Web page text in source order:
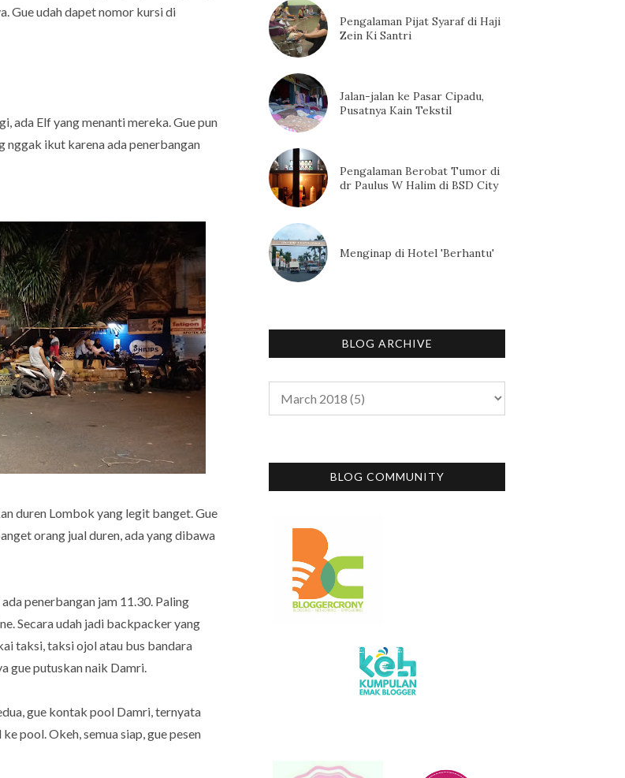
Gue udah dapet nomor kursi di
ada Elf yang menanti mereka. Gue pun
nggak ikut karena ada penerbangan
duren Lombok yang legit banget. Gue
orang jual duren, ada yang dibawa
penerbangan jam 11.30. Paling
Secara udah jadi backpacker yang
taksi, taksi ojol atau bus bandara
gue putuskan naik Damri.
gue kontak pool Damri, ternyata
pool. Okeh, semua siap, gue pesen
Pengalaman Pijat Syaraf di Haji
Zein Ki Santri
Jalan-jalan ke Pasar Cipadu,
Pusatnya Kain Tekstil
Pengalaman Berobat Tumor di
dr Paulus W Halim di BSD City
Menginap di Hotel 'Berhantu'
BLOG ARCHIVE
BLOG COMMUNITY